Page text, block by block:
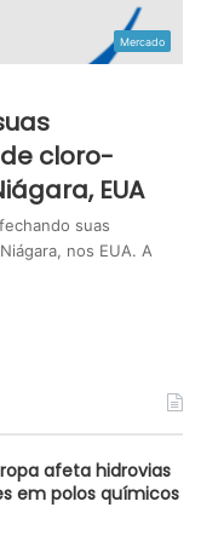
Mercado
cloro-
EUA
suas
nos EUA. A
afeta hidrovias
em polos químicos